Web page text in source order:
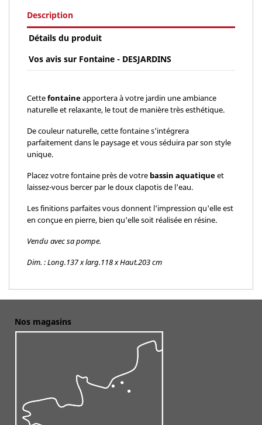
Description
Détails du produit
Vos avis sur Fontaine - DESJARDINS
Cettefontaineapportera à votre jardin une ambiance
naturelle et relaxante, le tout de manière très esthétique.
De couleur naturelle, cette fontaine s'intégrera
parfaitement dans le paysage et vous séduira par son style
unique.
Placez votre fontaine près de votre bassin aquatiqueet
laissez-vous bercer par le doux clapotis de l'eau.
Les finitions parfaites vous donnent l'impression qu'elle est
en conçue en pierre, bien qu'elle soit réalisée en résine.
Vendu avec sa pompe.
Dim. : Long.137 x larg.118 x Haut.203 cm
Nos magasins